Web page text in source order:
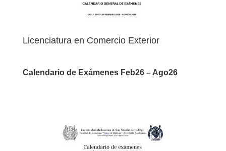
Licenciatura en Comercio Exterior
Calendario de Exámenes Feb26 – Ago26